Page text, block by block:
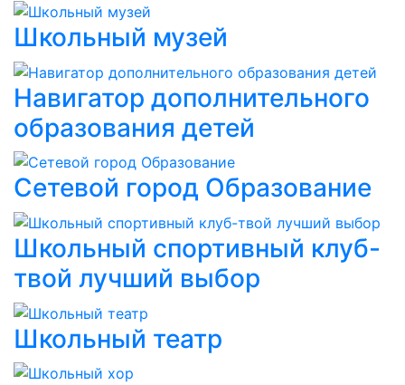
Школьный музей
Навигатор дополнительного
образования детей
Сетевой город Образование
Школьный спортивный клуб-
твой лучший выбор
Школьный театр